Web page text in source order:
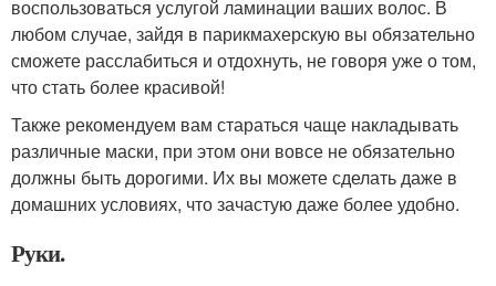
воспользоваться услугой ламинации ваших волос. В
любом случае, зайдя в парикмахерскую вы обязательно
сможете расслабиться и отдохнуть, не говоря уже о том,
что стать более красивой!
Также рекомендуем вам стараться чаще накладывать
различные маски, при этом они вовсе не обязательно
должны быть дорогими. Их вы можете сделать даже в
домашних условиях, что зачастую даже более удобно.
Руки.